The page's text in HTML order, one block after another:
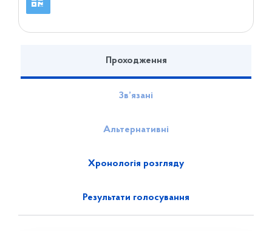
Проходження
Зв’язані
Альтернативні
Хронологія розгляду
Результати голосування